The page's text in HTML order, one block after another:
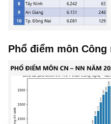
Phổ điểm môn